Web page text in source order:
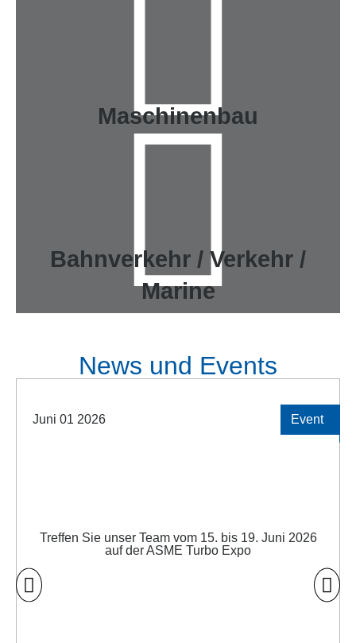
Maschinenbau
Bahnverkehr / Verkehr /
Marine
News und Events
Juni 01 2026 Event
Treffen Sie unser Team vom 15. bis 19. Juni 2026
auf der ASME Turbo Expo